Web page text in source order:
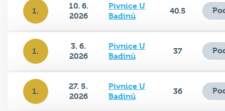
1.
10. 6.
2026
Pivnice U
Badinů
40.5
1.
3. 6.
2026
Pivnice U
Badinů
37
1.
27. 5.
2026
Pivnice U
Badinů
36